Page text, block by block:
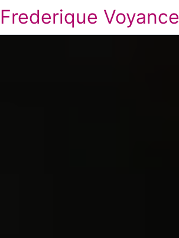
Frederique Voyance